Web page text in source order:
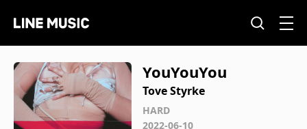
YouYouYou
Tove Styrke
HARD
2022-06-10